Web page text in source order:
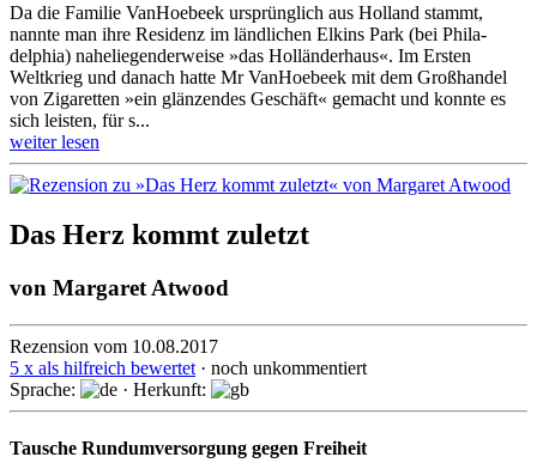
Da die Familie VanHoebeek ursprünglich aus Holland stammt,
nannte man ihre Residenz im länd­lichen Elkins Park (bei Phila­
delphia) nahe­liegender­weise »das Hollän­derhaus«. Im Ersten
Weltkrieg und danach hatte Mr Van­Hoebeek mit dem Groß­handel
von Ziga­retten »ein glän­zendes Geschäft« gemacht und konnte es
sich leisten, für s...
weiter lesen
Das Herz kommt zuletzt
von Margaret Atwood
Rezension vom 10.08.2017
5 x als hilfreich bewertet · noch unkommentiert
Sprache:
· Herkunft:
Tausche Rundumversorgung gegen Freiheit